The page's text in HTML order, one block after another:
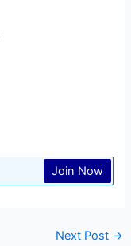
Join Now
Next Post →